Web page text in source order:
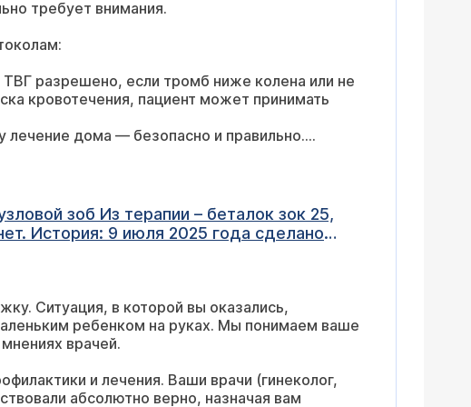
требует внимания.
разрешено, если тромб ниже колена или не
кровотечения, пациент может принимать
лечение дома — безопасно и правильно.
зок 25,
Ситуация, в которой вы оказались,
ребенком на руках. Мы понимаем ваше
врачей.
и лечения. Ваши врачи (гинеколог,
абсолютно верно, назначая вам